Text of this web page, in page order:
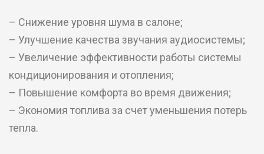
– Снижение уровня шума в салоне;
– Улучшение качества звучания аудиосистемы;
– Увеличение эффективности работы системы
кондиционирования и отопления;
– Повышение комфорта во время движения;
– Экономия топлива за счет уменьшения потерь
тепла.